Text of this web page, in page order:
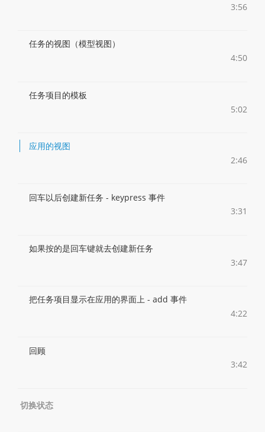
3:56
任务的视图（模型视图）
4:50
任务项目的模板
5:02
应用的视图
2:46
回车以后创建新任务 - keypress 事件
3:31
如果按的是回车键就去创建新任务
3:47
把任务项目显示在应用的界面上 - add 事件
4:22
回顾
3:42
切换状态